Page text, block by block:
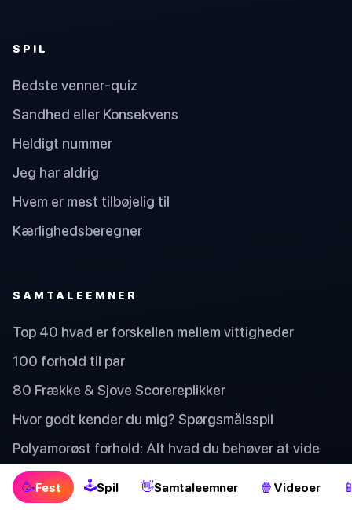
🥳Fest 🕹Spil 👋Samtaleemner 🍿 Videoer
SPIL
Bedste venner-quiz
Sandhed eller Konsekvens
Heldigt nummer
Jeg har aldrig
Hvem er mest tilbøjelig til
Kærlighedsberegner
SAMTALEEMNER
Top 40 hvad er forskellen mellem vittigheder
100 forhold til par
80 Frække & Sjove Scorereplikker
Hvor godt kender du mig? Spørgsmålsspil
Polyamorøst forhold: Alt hvad du behøver at vide
50+ Hylende Morsomme Hunde Puns, Der Vil Få Dig
Til At Smile